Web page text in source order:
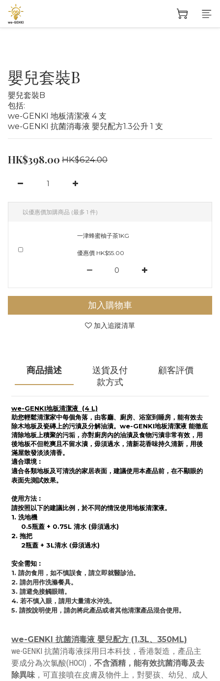
嬰兒套裝B
嬰兒套裝B
包括:
we-GENKI 地板清潔液 4 支
we-GENKI 抗菌消毒液 嬰兒配方1.3公升 1 支
HK$398.00 HK$624.00
以優惠價加購商品 (最多 1 件)
一津蜂蜜柚子茶1KG
優惠價 HK$55.00
加入購物車
加入追蹤清單
商品描述
送貨及付
款方式
顧客評價
we-GENKI地板清潔液 (4 L)
助您輕鬆清潔家中每個角落，由客廳、廚房、浴室到睡房，能有效去
除木地板及瓷磚上的污漬及分解油漬。 we-GENKI地板清潔液 能徹底
清除地板上積聚的污垢，亦對廚房內的油漬及食物污漬非常有效，用
後地板不但乾爽且不留水漬 ，毋須過水， 清新花香味持久清新，用後
滿屋散發淡淡清香。
適合環境︰
適合各類地板及可清洗的家居表面，建議使用本產品前，在不顯眼的
表面先測試效果。
使用方法︰
請按照以下的建議比例，於不同的情況使用地板清潔液。
1. 洗地機
0.5瓶蓋 + 0.75L 清水 (毋須過水)
2. 拖把
2瓶蓋 + 3L清水 (毋須過水)
安全需知︰
1. 請勿食用，如不慎誤食，請立即就醫診治。
2. 請勿用作洗滌餐具。
3. 請避免接觸眼睛。
4. 若不慎入眼，請用大量清水沖洗。
5. 請按說明使用，請勿將此產品或者其他清潔產品混合使用。
we-GENKI 抗菌消毒液 嬰兒配方 (1.3L、350ML)
we-GENKI 抗菌消毒液採用日本科技，香港製造，產品主
要成分為次氯酸(HOCl)， 不含酒精，能有效抗菌消毒及去
除異味，可直接噴在皮膚及物件上，對嬰孩、幼兒、成人